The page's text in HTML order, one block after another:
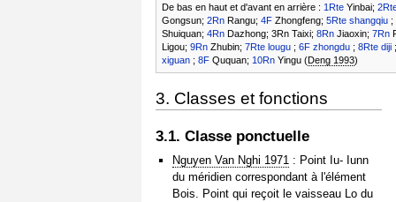
De bas en haut et d'avant en arrière : 1Rte Yinbai;
Gongsun; 2Rn Rangu; 4F Zhongfeng; 5Rte shangqiu ;
Shuiquan; 4Rn Dazhong; 3Rn Taixi; 8Rn Jiaoxin; 7Rn
Ligou; 9Rn Zhubin; 7Rte lougu ; 6F zhongdu ; 8Rte diji
xiguan ; 8F Ququan; 10Rn Yingu (Deng 1993)
3. Classes et fonctions
3.1. Classe ponctuelle
Nguyen Van Nghi 1971 : Point Iu- Iunn
du méridien correspondant à l'élément
Bois. Point qui reçoit le vaisseau Lo du